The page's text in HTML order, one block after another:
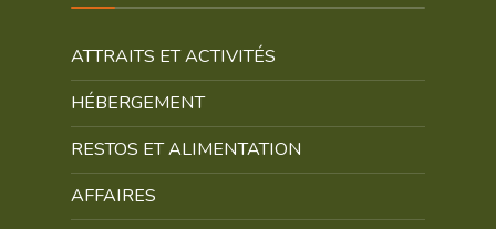
ATTRAITS ET ACTIVITÉS
HÉBERGEMENT
RESTOS ET ALIMENTATION
AFFAIRES